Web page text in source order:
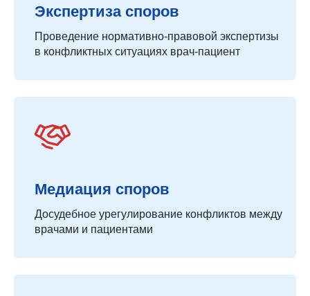
Экспертиза споров
Проведение нормативно-правовой экспертизы
в конфликтных ситуациях врач-пациент
Медиация споров
Досудебное урегулирование конфликтов между
врачами и пациентами